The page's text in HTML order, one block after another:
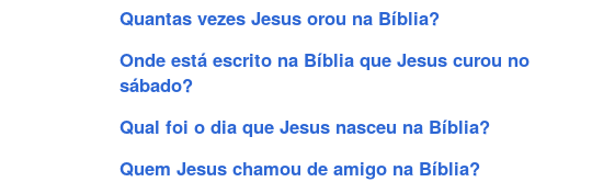
Quantas vezes Jesus orou na Bíblia?
Onde está escrito na Bíblia que Jesus curou no
sábado?
Qual foi o dia que Jesus nasceu na Bíblia?
Quem Jesus chamou de amigo na Bíblia?